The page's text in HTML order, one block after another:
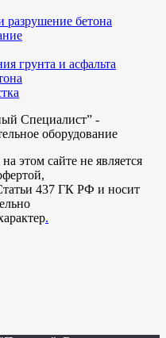
разрушение бетона
грунта и асфальта
Специалист” -
оборудование
этом сайте не является
437 ГК РФ и носит
.